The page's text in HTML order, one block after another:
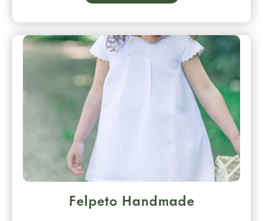
Felpeto Handmade